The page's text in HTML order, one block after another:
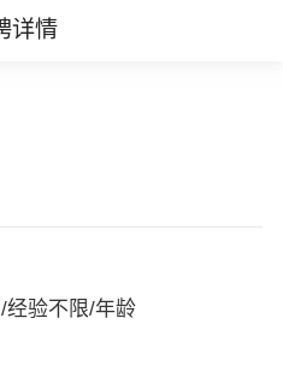
详情
经验不限/年龄